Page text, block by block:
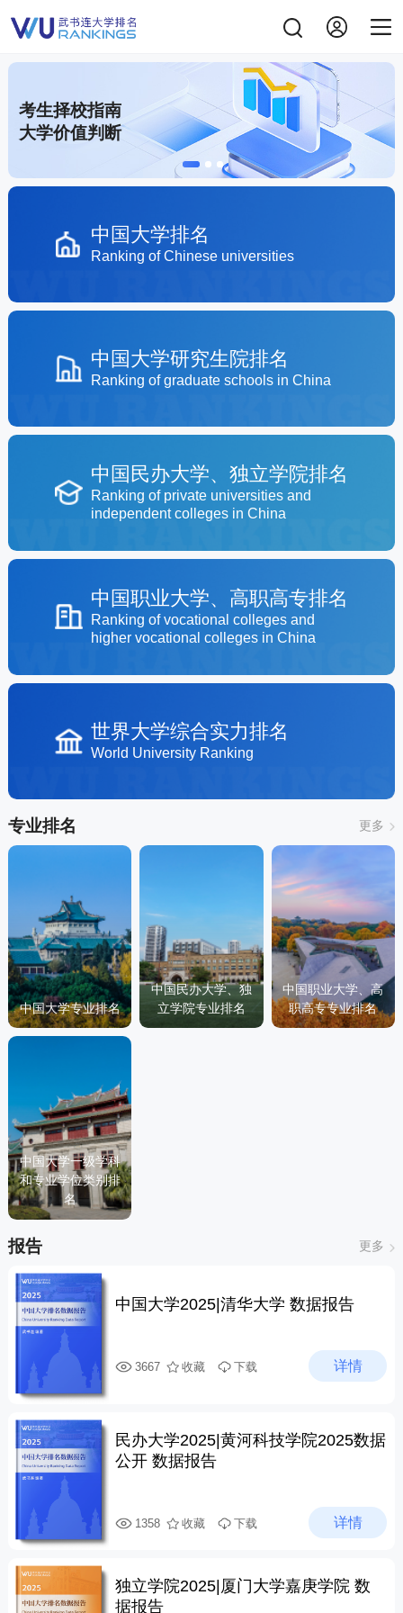
考生择校指南
大学价值判断
中国大学排名
Ranking of Chinese universities
中国大学研究生院排名
Ranking of graduate schools in China
中国民办大学、独立学院排名
Ranking of private universities and
independent colleges in China
中国职业大学、高职高专排名
Ranking of vocational colleges and
higher vocational colleges in China
世界大学综合实力排名
World University Ranking
专业排名 更多
中国大学专业排名
中国民办大学、独
立学院专业排名
中国职业大学、高
职高专专业排名
中国大学一级学科
和专业学位类别排
名
报告 更多
中国大学2025|清华大学 数据报告
3667 收藏 下载 详情
民办大学2025|黄河科技学院2025数据
公开 数据报告
1358 收藏 下载 详情
独立学院2025|厦门大学嘉庚学院 数
据报告